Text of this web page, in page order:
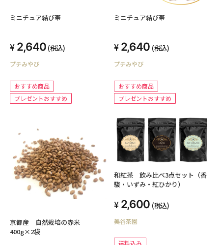
ミニチュア結び帯
2,640 (税込)
プチみやび
おすすめ商品
プレゼントおすすめ
ミニチュア結び帯
2,640 (税込)
プチみやび
おすすめ商品
プレゼントおすすめ
京都産 自然栽培の赤米
400g×2袋
和紅茶 飲み比べ3点セット（香
駿・いずみ・紅ひかり）
2,600 (税込)
美谷茶園
送料込み